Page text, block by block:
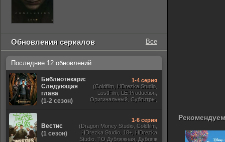
Обновления сериалов Все
Последние 12 обновлений
Библиотекари:
Следующая
глава
(1-2 сезон)
1-4 серия
(Coldfilm, HDrezka Studio,
LostFilm, LE-Production,
Оригинальный, Субтитры,
Вестис
(1 сезон)
1-6 серия
(Dragon Money Studio, Coldfilm,
HDrezka Studio. 18+, HDrezka
Studio, ТО Дубляжная, Дубляж